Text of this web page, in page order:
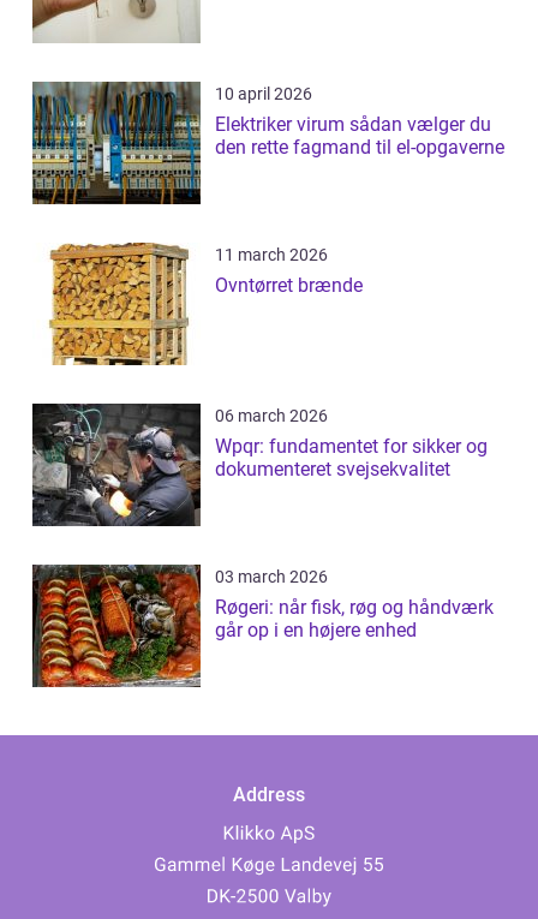
10 april 2026
Elektriker virum sådan vælger du
den rette fagmand til el-opgaverne
11 march 2026
Ovntørret brænde
06 march 2026
Wpqr: fundamentet for sikker og
dokumenteret svejsekvalitet
03 march 2026
Røgeri: når fisk, røg og håndværk
går op i en højere enhed
Address